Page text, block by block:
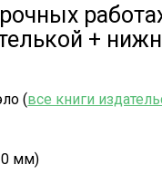
+
(все книги
мм)